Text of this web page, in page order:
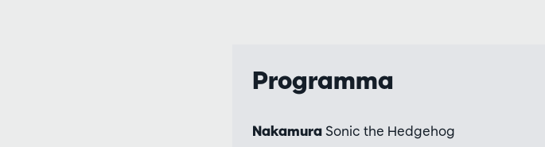
Programma
NakamuraSonic the Hedgehog